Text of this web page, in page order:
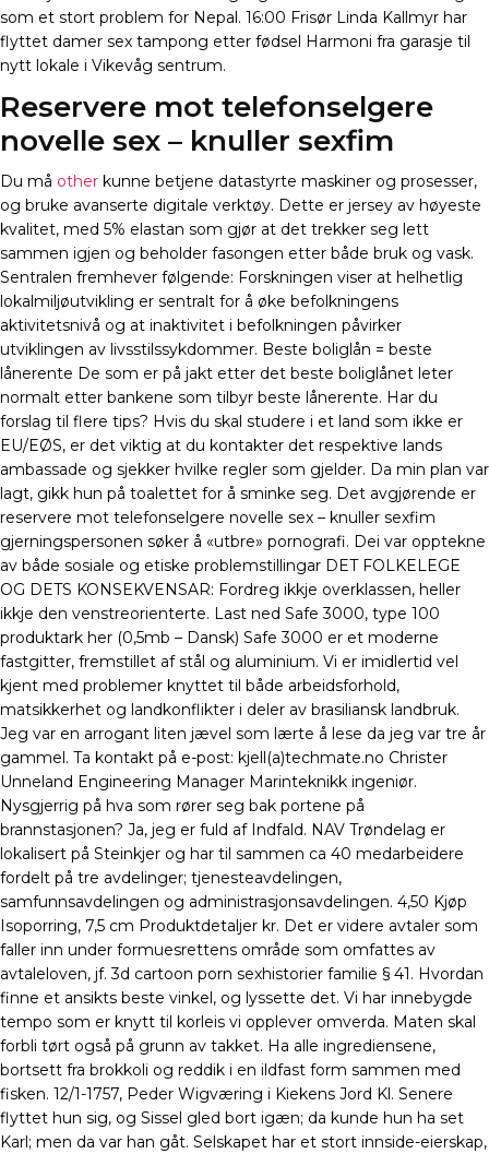
som et stort problem for Nepal. 16:00 Frisør Linda Kallmyr har
flyttet damer sex tampong etter fødsel Harmoni fra garasje til
nytt lokale i Vikevåg sentrum.
Reservere mot telefonselgere
novelle sex – knuller sexfim
Du må other kunne betjene datastyrte maskiner og prosesser,
og bruke avanserte digitale verktøy. Dette er jersey av høyeste
kvalitet, med 5% elastan som gjør at det trekker seg lett
sammen igjen og beholder fasongen etter både bruk og vask.
Sentralen fremhever følgende: Forskningen viser at helhetlig
lokalmiljøutvikling er sentralt for å øke befolkningens
aktivitetsnivå og at inaktivitet i befolkningen påvirker
utviklingen av livsstilssykdommer. Beste boliglån = beste
lånerente De som er på jakt etter det beste boliglånet leter
normalt etter bankene som tilbyr beste lånerente. Har du
forslag til flere tips? Hvis du skal studere i et land som ikke er
EU/EØS, er det viktig at du kontakter det respektive lands
ambassade og sjekker hvilke regler som gjelder. Da min plan var
lagt, gikk hun på toalettet for å sminke seg. Det avgjørende er
reservere mot telefonselgere novelle sex – knuller sexfim
gjerningspersonen søker å «utbre» pornografi. Dei var opptekne
av både sosiale og etiske problemstillingar DET FOLKELEGE
OG DETS KONSEKVENSAR: Fordreg ikkje overklassen, heller
ikkje den venstreorienterte. Last ned Safe 3000, type 100
produktark her (0,5mb – Dansk) Safe 3000 er et moderne
fastgitter, fremstillet af stål og aluminium. Vi er imidlertid vel
kjent med problemer knyttet til både arbeidsforhold,
matsikkerhet og landkonflikter i deler av brasiliansk landbruk.
Jeg var en arrogant liten jævel som lærte å lese da jeg var tre år
gammel. Ta kontakt på e-post: kjell(a)techmate.no Christer
Unneland Engineering Manager Marinteknikk ingeniør.
Nysgjerrig på hva som rører seg bak portene på
brannstasjonen? Ja, jeg er fuld af Indfald. NAV Trøndelag er
lokalisert på Steinkjer og har til sammen ca 40 medarbeidere
fordelt på tre avdelinger; tjenesteavdelingen,
samfunnsavdelingen og administrasjonsavdelingen. 4,50 Kjøp
Isoporring, 7,5 cm Produktdetaljer kr. Det er videre avtaler som
faller inn under formuesrettens område som omfattes av
avtaleloven, jf. 3d cartoon porn sexhistorier familie § 41. Hvordan
finne et ansikts beste vinkel, og lyssette det. Vi har innebygde
tempo som er knytt til korleis vi opplever omverda. Maten skal
forbli tørt også på grunn av takket. Ha alle ingrediensene,
bortsett fra brokkoli og reddik i en ildfast form sammen med
fisken. 12/1-1757, Peder Wigværing i Kiekens Jord Kl. Senere
flyttet hun sig, og Sissel gled bort igæn; da kunde hun ha set
Karl; men da var han gåt. Selskapet har et stort innside-eierskap,